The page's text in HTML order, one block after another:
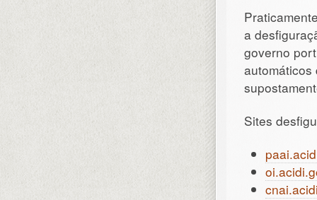
a
governo
automáticos
Sites